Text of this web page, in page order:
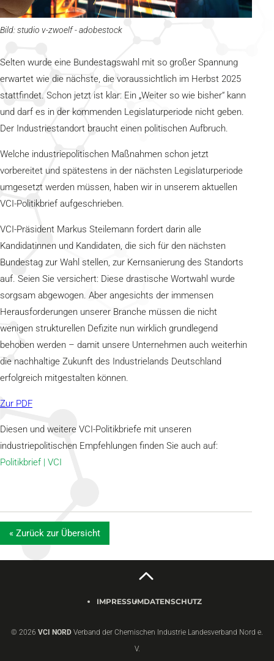
Bild: studio v-zwoelf - adobestock
Selten wurde eine Bundestagswahl mit so großer Spannung
erwartet wie die nächste, die voraussichtlich im Herbst 2025
stattfindet. Schon jetzt ist klar: Ein „Weiter so wie bisher“ kann
und darf es in der kommenden Legislaturperiode nicht geben.
Der Industriestandort braucht einen politischen Aufbruch.
Welche industriepolitischen Maßnahmen schon jetzt
vorbereitet und spätestens in der nächsten Legislaturperiode
umgesetzt werden müssen, haben wir in unserem aktuellen
VCI-Politikbrief aufgeschrieben.
VCI-Präsident Markus Steilemann fordert darin alle
Kandidatinnen und Kandidaten, die sich für den nächsten
Bundestag zur Wahl stellen, zur Kernsanierung des Standorts
auf. Seien Sie versichert: Diese drastische Wortwahl wurde
sorgsam abgewogen. Aber angesichts der immensen
Herausforderungen unserer Branche müssen die nicht
wenigen strukturellen Defizite nun wirklich grundlegend
behoben werden – damit unsere Unternehmen auch weiterhin
die nachhaltige Zukunft des Industrielands Deutschland
erfolgreich mitgestalten können.
Zur PDF
Diesen und weitere VCI-Politikbriefe mit unseren
industriepolitischen Empfehlungen finden Sie auch auf:
Politikbrief | VCI
« Zurück zur Übersicht
© 2026 VCI NORD Verband der Chemischen Industrie Landesverband Nord e.
V.
IMPRESSUMDATENSCHUTZ